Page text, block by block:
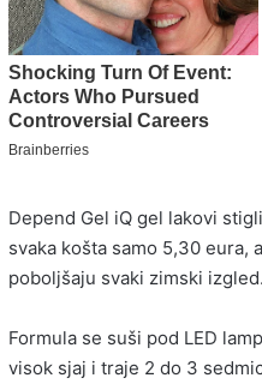
Depend Gel iQ gel lakovi
svaka košta samo 5,30 eura,
poboljšaju svaki zimski izgled.
Formula se suši pod LED
visok sjaj i traje 2 do 3